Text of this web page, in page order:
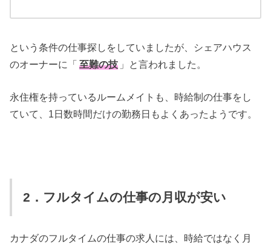
という条件の仕事探しをしていましたが、シェアハウス
のオーナーに「 至難の技 」と言われました。
永住権を持っているルームメイトも、時給制の仕事をし
ていて、1日数時間だけの勤務日もよくあったようです。
2．フルタイムの仕事の月収が安い
カナダのフルタイムの仕事の求人には、時給ではなく月